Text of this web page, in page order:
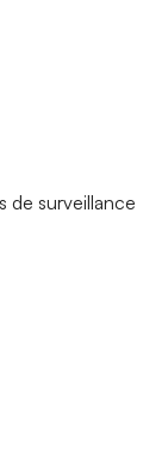
de surveillance